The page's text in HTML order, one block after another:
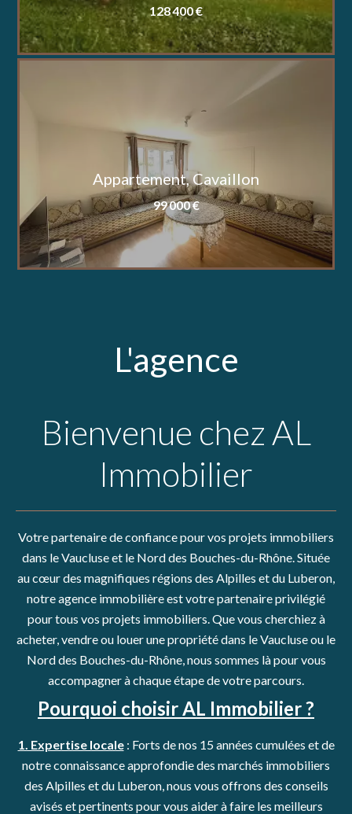
128 400 €
Appartement, Cavaillon
99 000 €
L'agence
Bienvenue chez AL
Immobilier
Votre partenaire de confiance pour vos projets immobiliers
dans le Vaucluse et le Nord des Bouches-du-Rhône. Située
au cœur des magnifiques régions des Alpilles et du Luberon,
notre agence immobilière est votre partenaire privilégié
pour tous vos projets immobiliers. Que vous cherchiez à
acheter, vendre ou louer une propriété dans le Vaucluse ou le
Nord des Bouches-du-Rhône, nous sommes là pour vous
accompagner à chaque étape de votre parcours.
Pourquoi choisir AL Immobilier ?
1. Expertise locale: Forts de nos 15 années cumulées et de
notre connaissance approfondie des marchés immobiliers
des Alpilles et du Luberon, nous vous offrons des conseils
avisés et pertinents pour vous aider à faire les meilleurs